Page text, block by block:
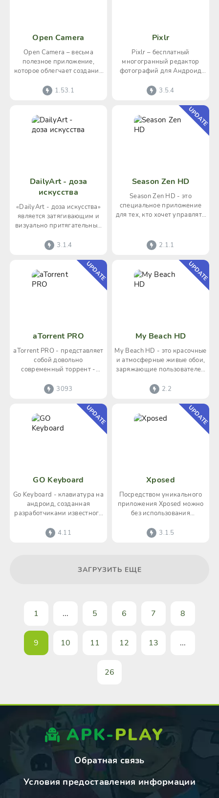
Open Camera
Open Camera – весьма
полезное приложение,
которое облегчает создание
и способно полностью
1.53.1
Pixlr
Pixlr – бесплатный
многогранный редактор
фотографий для Андроид
наделена необходимым
3.5.4
DailyArt - доза
искусства
«DailyArt - доза искусства»
является затягивающим и
визуально притягательным
пользователям
3.1.4
Season Zen HD
Season Zen HD - это
специальное приложение
для тех, кто хочет управлять
2.1.1
UPDATE
aTorrent PRO
aTorrent PRO - представляет
собой довольно
современный торрент -
из ряда похожих
3093
UPDATE
My Beach HD
My Beach HD - это красочные
и атмосферные живые обои,
заряжающие пользователей
лета,
2.2
UPDATE
GO Keyboard
Go Keyboard - клавиатура на
андроид, созданная
разработчиками известного
Launcher. Функционал
4.11
UPDATE
Xposed
Посредством уникального
приложения Xposed можно
без использования
других инструментов и
3.1.5
UPDATE
ЗАГРУЗИТЬ ЕЩЕ
1 ... 5 6 7 8
9 10 11 12 13 ...
26
APK-PLAY
Обратная связь
Условия предоставления информации